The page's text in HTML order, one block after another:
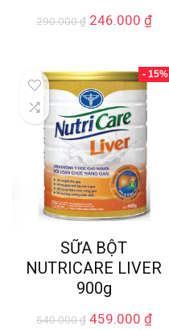
290.000₫ 246.000 ₫
- 15%
SỮA BỘT
NUTRICARE LIVER
900g
540.000₫ 459.000 ₫